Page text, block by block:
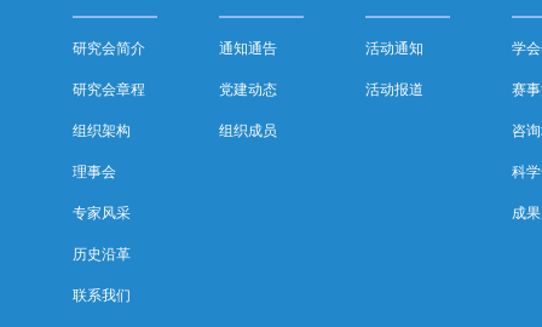
研究会简介
研究会章程
组织架构
理事会
专家风采
历史沿革
联系我们
通知通告
党建动态
组织成员
活动通知
活动报道
学
赛
咨
科
成